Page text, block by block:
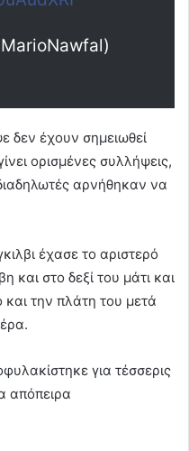
δεν έχουν σημειωθεί
ορισμένες συλλήψεις,
αρνήθηκαν να
έχασε το αριστερό
και στο δεξί του μάτι και
και την πλάτη του μετά
για τέσσερις
απόπειρα